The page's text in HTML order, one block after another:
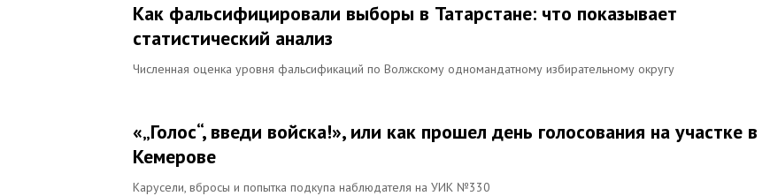
Как фальсифицировали выборы в Татарстане: что показывает
статистический анализ
Численная оценка уровня фальсификаций по Волжскому одномандатному избирательному округу
«„Голос“, введи войска!», или как прошел день голосования на участке в
Кемерове
Карусели, вбросы и попытка подкупа наблюдателя на УИК №330